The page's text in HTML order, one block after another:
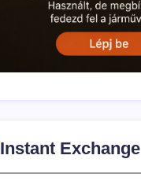
Instant Exchange